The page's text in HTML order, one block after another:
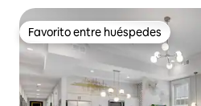
Favorito entre huéspedes
Favorito entre huéspedes